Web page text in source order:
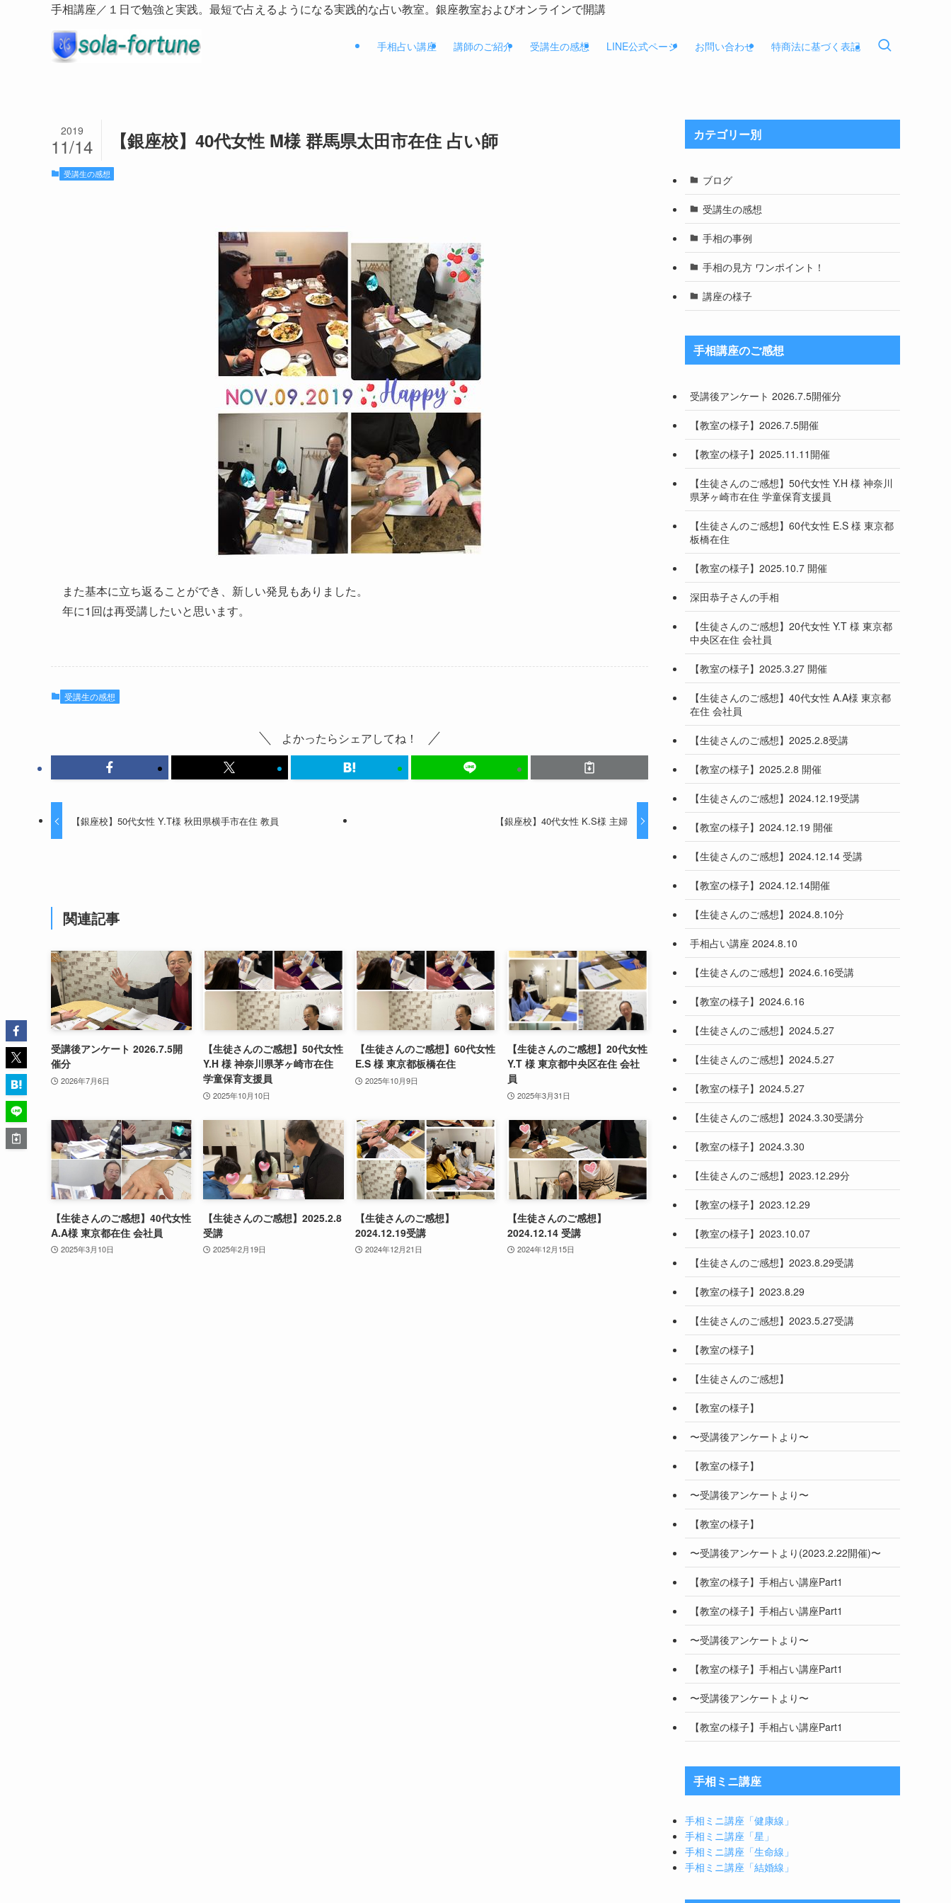
手相講座／１日で勉強と実践。最短で占えるようになる実践的な占い教室。銀座教室およびオンラインで開講
手相占い講座 講師のご紹介 受講生の感想 LINE公式ページ お問い合わせ 特商法に基づく表記
【銀座校】40代女性 M様 群馬県太田市在住 占い師
2019
11/14
受講生の感想
また基本に立ち返ることができ、新しい発見もありました。
年に1回は再受講したいと思います。
受講生の感想
よかったらシェアしてね！
【銀座校】50代女性 Y.T様 秋田県横手市在住 教員 【銀座校】40代女性 K.S様 主婦
関連記事
受講後アンケート 2026.7.5開
催分
2026年7月6日
【生徒さんのご感想】50代女性
Y.H 様 神奈川県茅ヶ崎市在住
学童保育支援員
2025年10月10日
【生徒さんのご感想】60代女性
E.S 様 東京都板橋在住
2025年10月9日
【生徒さんのご感想】20代女性
Y.T 様 東京都中央区在住 会社
員
2025年3月31日
【生徒さんのご感想】40代女性
A.A様 東京都在住 会社員
2025年3月10日
【生徒さんのご感想】2025.2.8
受講
2025年2月19日
【生徒さんのご感想】
2024.12.19受講
2024年12月21日
【生徒さんのご感想】
2024.12.14 受講
2024年12月15日
カテゴリー別
ブログ
受講生の感想
手相の事例
手相の見方 ワンポイント！
講座の様子
手相講座のご感想
受講後アンケート 2026.7.5開催分
【教室の様子】2026.7.5開催
【教室の様子】2025.11.11開催
【生徒さんのご感想】50代女性 Y.H 様 神奈川
県茅ヶ崎市在住 学童保育支援員
【生徒さんのご感想】60代女性 E.S 様 東京都
板橋在住
【教室の様子】2025.10.7 開催
深田恭子さんの手相
【生徒さんのご感想】20代女性 Y.T 様 東京都
中央区在住 会社員
【教室の様子】2025.3.27 開催
【生徒さんのご感想】40代女性 A.A様 東京都
在住 会社員
【生徒さんのご感想】2025.2.8受講
【教室の様子】2025.2.8 開催
【生徒さんのご感想】2024.12.19受講
【教室の様子】2024.12.19 開催
【生徒さんのご感想】2024.12.14 受講
【教室の様子】2024.12.14開催
【生徒さんのご感想】2024.8.10分
手相占い講座 2024.8.10
【生徒さんのご感想】2024.6.16受講
【教室の様子】2024.6.16
【生徒さんのご感想】2024.5.27
【生徒さんのご感想】2024.5.27
【教室の様子】2024.5.27
【生徒さんのご感想】2024.3.30受講分
【教室の様子】2024.3.30
【生徒さんのご感想】2023.12.29分
【教室の様子】2023.12.29
【教室の様子】2023.10.07
【生徒さんのご感想】2023.8.29受講
【教室の様子】2023.8.29
【生徒さんのご感想】2023.5.27受講
【教室の様子】
【生徒さんのご感想】
【教室の様子】
〜受講後アンケートより〜
【教室の様子】
〜受講後アンケートより〜
【教室の様子】
〜受講後アンケートより(2023.2.22開催)〜
【教室の様子】手相占い講座Part1
【教室の様子】手相占い講座Part1
〜受講後アンケートより〜
【教室の様子】手相占い講座Part1
〜受講後アンケートより〜
【教室の様子】手相占い講座Part1
手相ミニ講座
手相ミニ講座「健康線」
手相ミニ講座「星」
手相ミニ講座「生命線」
手相ミニ講座「結婚線」